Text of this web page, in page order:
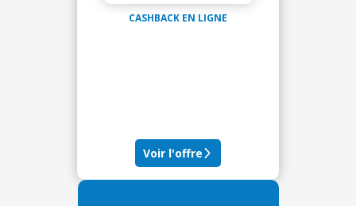
CASHBACK EN LIGNE
Voir l'offre